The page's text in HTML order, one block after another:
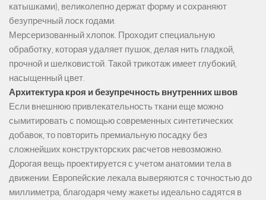
катышками), великолепно держат форму и сохраняют
безупречный лоск годами.
Мерсеризованный хлопок. Проходит специальную
обработку, которая удаляет пушок, делая нить гладкой,
прочной и шелковистой. Такой трикотаж имеет глубокий,
насыщенный цвет.
Архитектура кроя и безупречность внутренних швов
Если внешнюю привлекательность ткани еще можно
сымитировать с помощью современных синтетических
добавок, то повторить премиальную посадку без
сложнейших конструкторских расчетов невозможно.
Дорогая вещь проектируется с учетом анатомии тела в
движении. Европейские лекала выверяются с точностью до
миллиметра, благодаря чему жакеты идеально садятся в